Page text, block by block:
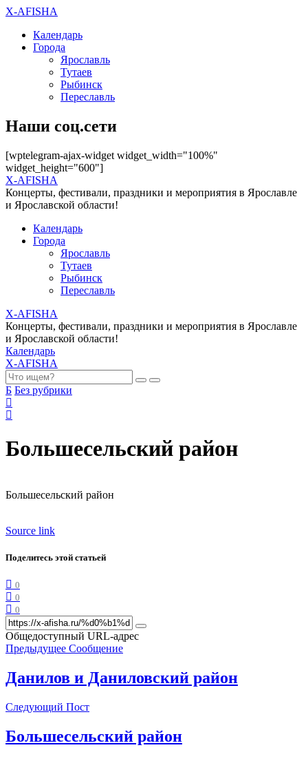
X-AFISHA
Календарь
Города
Ярославль
Тутаев
Рыбинск
Переславль
Наши соц.сети
[wptelegram-ajax-widget widget_width="100%"
widget_height="600"]
X-AFISHA
Концерты, фестивали, праздники и мероприятия в Ярославле
и Ярославской области!
Календарь
Города
Ярославль
Тутаев
Рыбинск
Переславль
X-AFISHA
Концерты, фестивали, праздники и мероприятия в Ярославле
и Ярославской области!
Календарь
X-AFISHA
Б Без рубрики
Большесельский район
Большесельский район
Source link
Поделитесь этой статьей
0
0
0
Общедоступный URL-адрес
Предыдущее Сообщение
Данилов и Даниловский район
Следующий Пост
Большесельский район